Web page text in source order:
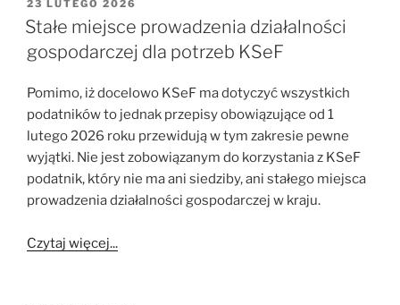
OPUBLIKOWANE
W
23 LUTEGO 2026
Stałe miejsce prowadzenia działalności
gospodarczej dla potrzeb KSeF
Pomimo, iż docelowo KSeF ma dotyczyć wszystkich
podatników to jednak przepisy obowiązujące od 1
lutego 2026 roku przewidują w tym zakresie pewne
wyjątki. Nie jest zobowiązanym do korzystania z KSeF
podatnik, który nie ma ani siedziby, ani stałego miejsca
prowadzenia działalności gospodarczej w kraju.
Czytaj więcej...